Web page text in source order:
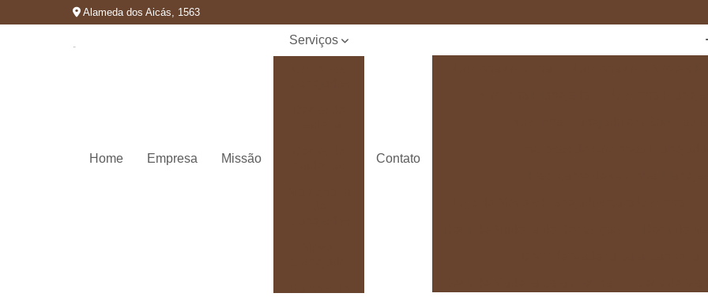
Alameda dos Aicás, 1563
Home Empresa Missão
Serviços
Contato